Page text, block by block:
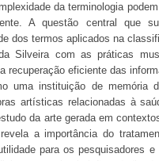
da terminologia
A questão central que
dos termos aplicados na
Silveira com as práticas
recuperação eficiente das
uma instituição de memória
artísticas relacionadas à
da arte gerada em
a importância do
para os pesquisadores